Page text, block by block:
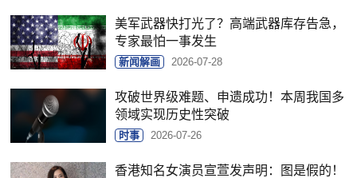
美军武器快打光了？高端武器库存告急，
专家最怕一事发生
新闻解画 2026-07-28
攻破世界级难题、申遗成功！本周我国多
领域实现历史性突破
时事 2026-07-26
香港知名女演员宣萱发声明：图是假的！